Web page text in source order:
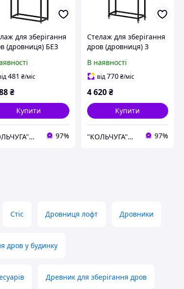
для зберігання
(дровниця) БЕЗ
"KOLCHUGA"
481 ₴/міс
₴
Купити
"КОЛЬЧУГА"® ТОРГОВИЙ ДІМ 97%
Стелаж для зберігання
дров (дровниця) З
(1900х330х800 мм) ТМ
"KOLCHUGA" (Кольчуга)
В наявності
від770₴/міс
4 620₴
Купити
"КОЛЬЧУГА"® ТОРГОВИЙ ДІМ 97%
Стіс Дровниця лофт Дровники
дров у будинку
Древник для зберігання дров